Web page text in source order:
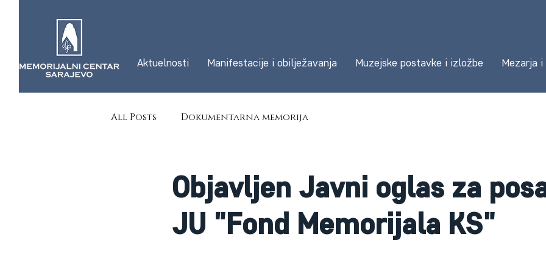
Aktuelnosti Manifestacije i obilježavanja Muzejske postavke i izložbe Mezarja
All Posts Dokumentarna memorija
Objavljen Javni oglas za
JU "Fond Memorijala KS"